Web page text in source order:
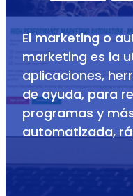
El marketing o
marketing es la
aplicaciones,
de ayuda, para
programas y
automatizada,